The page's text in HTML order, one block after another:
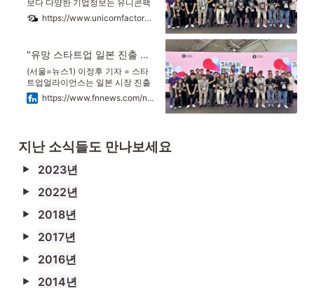
보다 다양한 기업정보는 유니콘팩
토리 빅데이터 플랫폼 '데이터랩'에
서 볼 수 있습니다.] 국내 스타트업
트업을 일본 대기업 및 투자자들에
게 연결하는 '재팬부트캠프'를 성료
했다고 27일 밝혔다. 2014년부터
시작한 재팬부트캠프는 매년 국내
스타트업 최대 10개팀을
https://www.unicornfactory.co.kr/article/2024092715013116302
"유망 스타트업 일본 진출 지원"…제11회 재팬부트캠프 성료
(서울=뉴스1) 이정후 기자 = 스타
트업얼라이언스는 일본 시장 진출
을 희망하는 국내 유망 스타트업을
일본의 대기업과 투자자들과 연결
부트캠프는 일본에서 관심이 많..
https://www.fnnews.com/news/202409270852410219
지난 소식들도 만나보세요
2023년
2022년
2018년
2017년
2016년
2014년